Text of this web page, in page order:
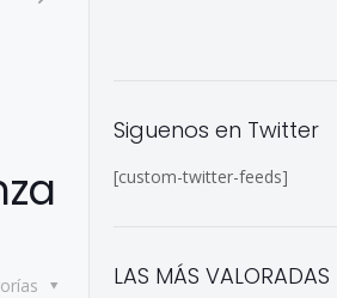
Siguenos en Twitter
[custom-twitter-feeds]
LAS MÁS VALORADAS